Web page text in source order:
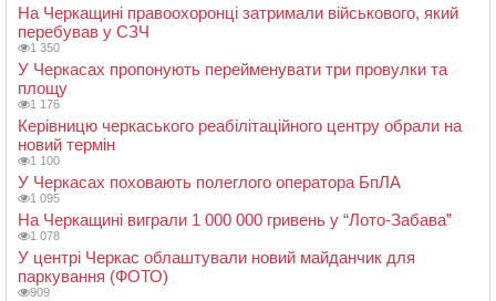
На Черкащині правоохоронці затримали військового, який
перебував у СЗЧ
1 350
У Черкасах пропонують перейменувати три провулки та
площу
1 176
Керівницю черкаського реабілітаційного центру обрали на
новий термін
1 100
У Черкасах поховають полеглого оператора БпЛА
1 095
На Черкащині виграли 1 000 000 гривень у “Лото-Забава”
1 078
У центрі Черкас облаштували новий майданчик для
паркування (ФОТО)
909